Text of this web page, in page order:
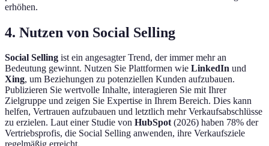
erhöhen.
4. Nutzen von Social Selling
Social Selling ist ein angesagter Trend, der immer mehr an
Bedeutung gewinnt. Nutzen Sie Plattformen wie LinkedIn und
Xing, um Beziehungen zu potenziellen Kunden aufzubauen.
Publizieren Sie wertvolle Inhalte, interagieren Sie mit Ihrer
Zielgruppe und zeigen Sie Expertise in Ihrem Bereich. Dies kann
helfen, Vertrauen aufzubauen und letztlich mehr Verkaufsabschlüsse
zu erzielen. Laut einer Studie von HubSpot(2026) haben 78% der
Vertriebsprofis, die Social Selling anwenden, ihre Verkaufsziele